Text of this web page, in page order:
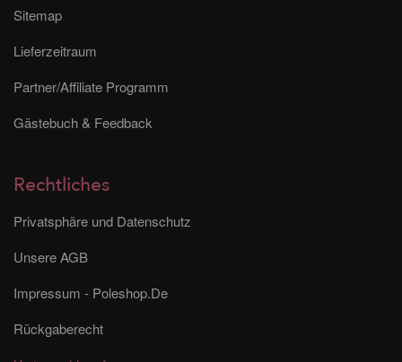
Sitemap
Lieferzeitraum
Partner/Affiliate Programm
Gästebuch & Feedback
Rechtliches
Privatsphäre und Datenschutz
Unsere AGB
Impressum - Poleshop.De
Rückgaberecht